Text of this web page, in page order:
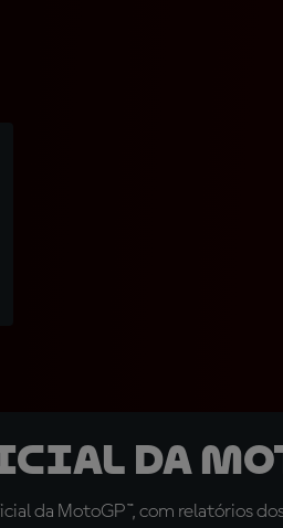
da
da MotoGP™, com relatórios